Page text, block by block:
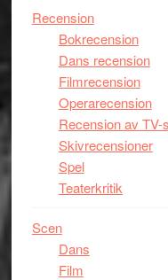
Recension
Bokrecension
Dans recension
Filmrecension
Operarecension
Recension av TV-
Skivrecensioner
Spel
Teaterkritik
Scen
Dans
Film